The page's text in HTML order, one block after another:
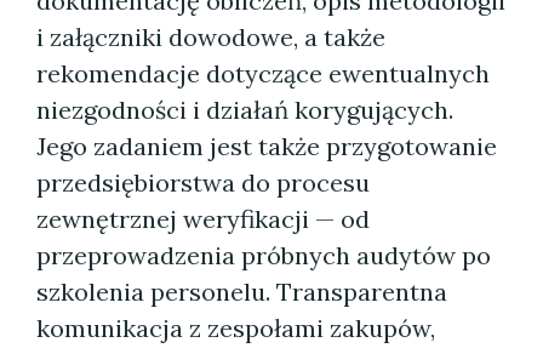
i załączniki dowodowe, a także
rekomendacje dotyczące ewentualnych
niezgodności i działań korygujących.
Jego zadaniem jest także przygotowanie
przedsiębiorstwa do procesu
zewnętrznej weryfikacji — od
przeprowadzenia próbnych audytów po
szkolenia personelu. Transparentna
komunikacja z zespołami zakupów,